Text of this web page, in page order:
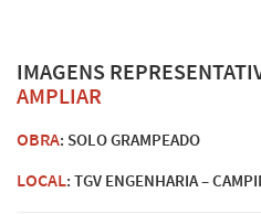
IMAGENS
AMPLIAR
OBRA: SOLO GRAMPEADO
LOCAL: TGV ENGENHARIA –